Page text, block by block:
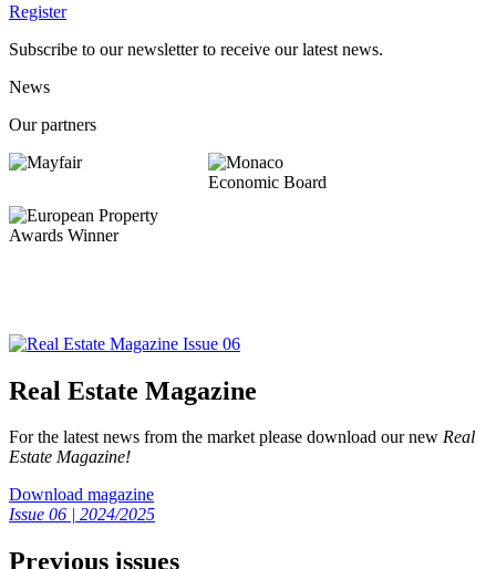
Register
Subscribe to our newsletter to receive our latest news.
News
Our partners
Real Estate Magazine
For the latest news from the market please download our new Real
Estate Magazine!
Download magazine
Issue 06 | 2024/2025
Previous issues